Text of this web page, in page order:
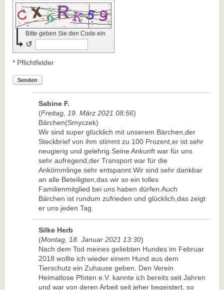
Bitte geben Sie den Code ein
↺
* Pflichtfelder
Senden
Sabine F.
(Freitag, 19. März 2021 08:56)
Bärchen(Smyczek)
Wir sind super glücklich mit unserem Bärchen,der
Steckbrief von ihm stimmt zu 100 Prozent,er ist sehr
neugierig und gelehrig.Seine Ankunft war für uns
sehr aufregend,der Transport war für die
Ankömmlinge sehr entspannt.Wir sind sehr dankbar
an alle Beteiligten,das wir so ein tolles
Familienmitglied bei uns haben dürfen.Auch
Bärchen ist rundum zufrieden und glücklich,das zeigt
er uns jeden Tag.
Silke Herb
(Montag, 18. Januar 2021 13:30)
Nach dem Tod meines geliebten Hundes im Februar
2018 wollte ich wieder einem Hund aus dem
Tierschutz ein Zuhause geben. Den Verein
Heimatlose Pfoten e.V. kannte ich bereits seit Jahren
und war von deren Arbeit seit jeher begeistert, so